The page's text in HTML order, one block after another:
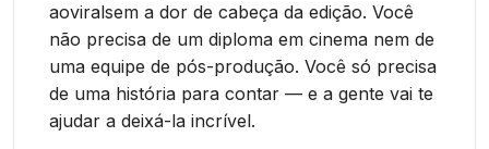
aoviralsem a dor de cabeça da edição. Você
não precisa de um diploma em cinema nem de
uma equipe de pós-produção. Você só precisa
de uma história para contar — e a gente vai te
ajudar a deixá-la incrível.